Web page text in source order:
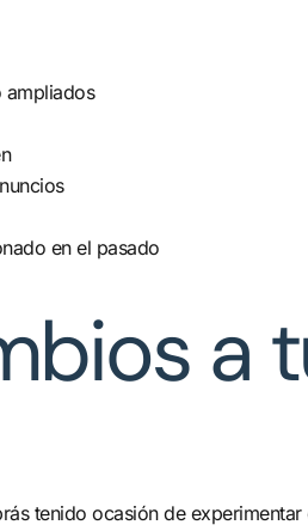
ampliados
en el pasado
a
tenido ocasión de